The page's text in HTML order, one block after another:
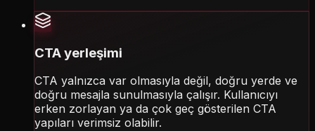
CTA yerleşimi
CTA yalnızca var olmasıyla değil, doğru yerde ve
doğru mesajla sunulmasıyla çalışır. Kullanıcıyı
erken zorlayan ya da çok geç gösterilen CTA
yapıları verimsiz olabilir.